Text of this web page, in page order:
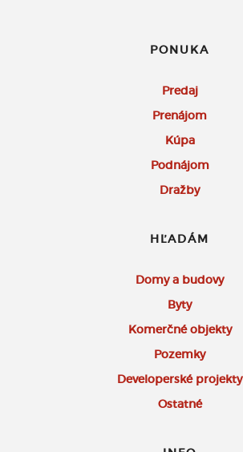
PONUKA
Predaj
Prenájom
Kúpa
Podnájom
Dražby
HĽADÁM
Domy a budovy
Byty
Komerčné objekty
Pozemky
Developerské projekty
Ostatné